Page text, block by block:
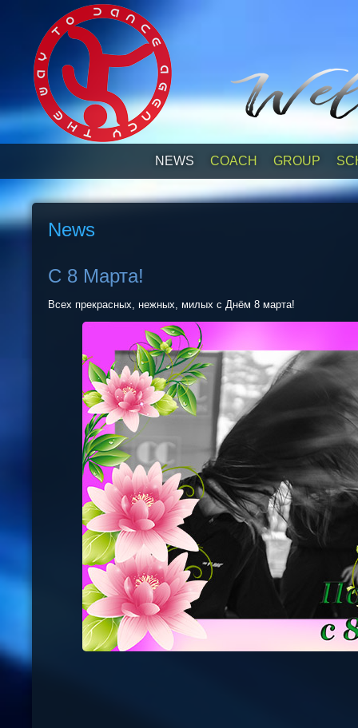
NEWS СOACH GROUP
News
C 8 Марта!
Всех прекрасных, нежных, милых с Днём 8 марта!